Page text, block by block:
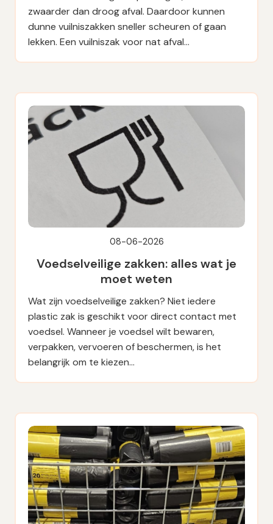
zwaarder dan droog afval. Daardoor kunnen
dunne vuilniszakken sneller scheuren of gaan
lekken. Een vuilniszak voor nat afval…
08-06-2026
Voedselveilige zakken: alles wat je
moet weten
Wat zijn voedselveilige zakken? Niet iedere
plastic zak is geschikt voor direct contact met
voedsel. Wanneer je voedsel wilt bewaren,
verpakken, vervoeren of beschermen, is het
belangrijk om te kiezen…